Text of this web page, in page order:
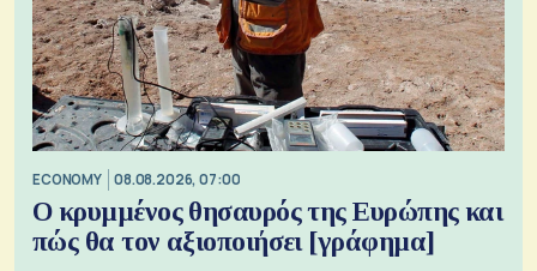
ECONOMY 08.08.2026, 07:00
Ο κρυμμένος θησαυρός της Ευρώπης και
πώς θα τον αξιοποιήσει [γράφημα]